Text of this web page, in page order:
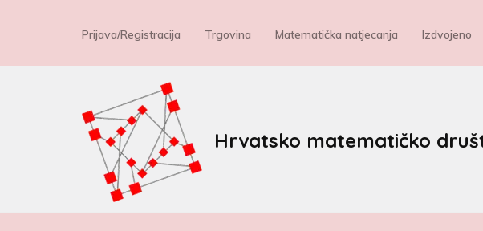
Prijava/Registracija Trgovina Matematička natjecanja Izdvojeno
Hrvatsko matematičko